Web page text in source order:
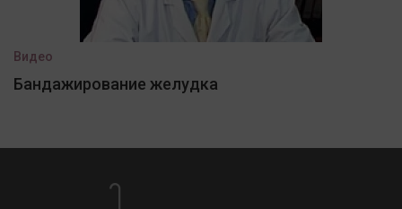
Видео
Бандажирование желудка